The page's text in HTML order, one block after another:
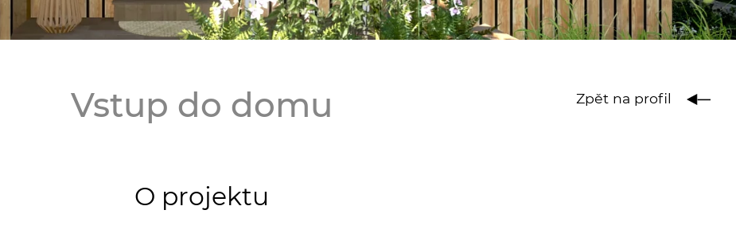
Vstup do domu
O projektu
Zpět na profil